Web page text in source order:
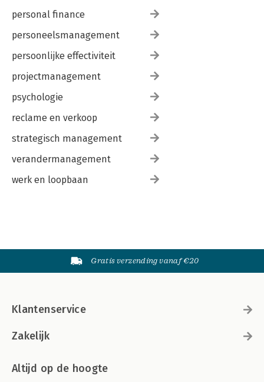
personal finance
personeelsmanagement
persoonlijke effectiviteit
projectmanagement
psychologie
reclame en verkoop
strategisch management
verandermanagement
werk en loopbaan
Gratis verzending vanaf €20
Klantenservice
Zakelijk
Altijd op de hoogte